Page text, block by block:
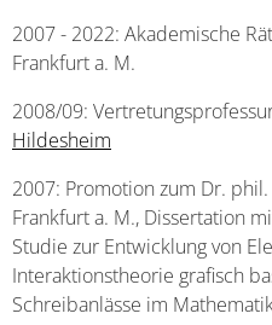
2007 - 2022: Akademische
Frankfurt a. M.
2008/09:
Hildesheim
2007: Promotion zum Dr.
Frankfurt a. M., Dissertation
Studie zur Entwicklung von
Interaktionstheorie grafisch
Schreibanlässe im